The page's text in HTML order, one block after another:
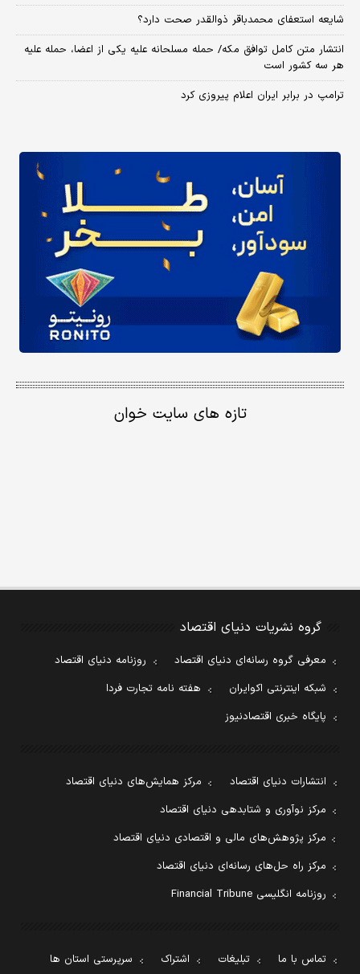
شایعه استعفای محمدباقر ذوالقدر صحت دارد؟
انتشار متن کامل توافق مکه/ حمله مسلحانه علیه یکی از اعضا، حمله علیه
هر سه کشور است
ترامپ در برابر ایران اعلام پیروزی کرد
تازه های سایت خوان
گروه نشریات دنیای اقتصاد
معرفی گروه رسانه‌ای دنیای اقتصاد
روزنامه دنیای اقتصاد
شبکه اینترنتی اکوایران
هفته نامه تجارت فردا
پایگاه خبری اقتصادنیوز
انتشارات دنیای اقتصاد
مرکز همایش‌های دنیای اقتصاد
مرکز نوآوری و شتابدهی دنیای اقتصاد
مرکز پژوهش‌های مالی و اقتصادی دنیای اقتصاد
مرکز راه حل‌های رسانه‌ای دنیای اقتصاد
روزنامه انگلیسی Financial Tribune
تماس با ما تبلیغات اشتراک سرپرستی استان ها